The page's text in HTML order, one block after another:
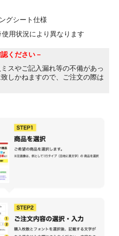
グシート仕様
用状況により異なります
ください－
スやご記入漏れ等の不備があっ
しかねますので、ご注文の際は